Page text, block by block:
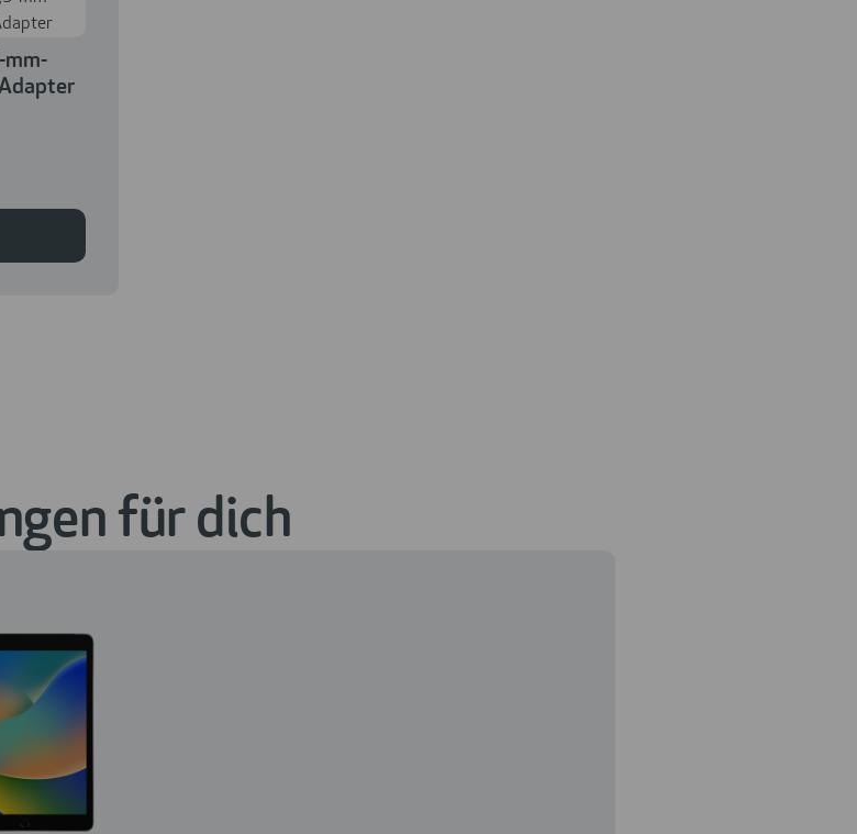
mm-
für dich